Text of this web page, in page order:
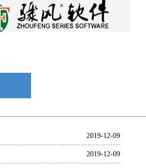
2019-12-09
2019-12-09